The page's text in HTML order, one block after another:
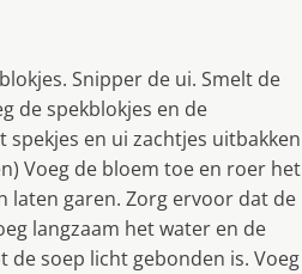
Snipper de ui. Smelt de
de spekblokjes en de
spekjes en ui zachtjes uitbakken
Voeg de bloem toe en roer het
laten garen. Zorg ervoor dat de
langzaam het water en de
de soep licht gebonden is. Voeg